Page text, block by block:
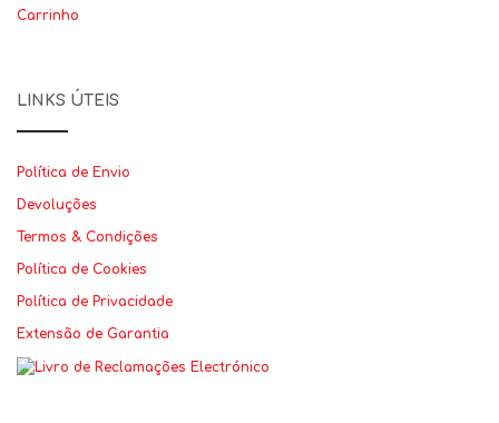
Carrinho
LINKS ÚTEIS
Política de Envio
Devoluções
Termos & Condições
Política de Cookies
Política de Privacidade
Extensão de Garantia